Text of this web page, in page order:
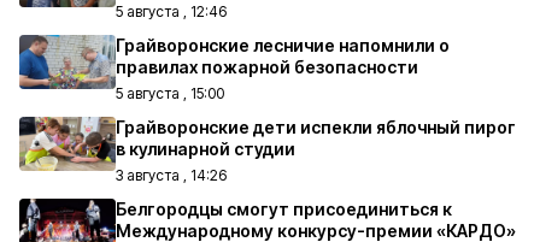
5 августа , 12:46
Грайворонские лесничие напомнили о
правилах пожарной безопасности
5 августа , 15:00
Грайворонские дети испекли яблочный пирог
в кулинарной студии
3 августа , 14:26
Белгородцы смогут присоединиться к
Международному конкурсу-премии «КАРДО»